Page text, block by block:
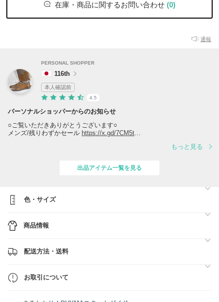
在庫・商品に関するお問い合わせ (0)
通報
PERSONAL SHOPPER
116th
本人確認前
4.5
パーソナルショッパーからのお知らせ
○ご覧いただきありがとうございます○
メンズ/残りわずかセール https://x.gd/7CM5t
○安心！日本国内からの発送○
送料・関税込みの価格です。
安心・スムーズなお取引を心がけております。
ご質問やご不明な点がございましたら、お気軽にお問い合わせくださ
もっと見る
出品アイテム一覧を見る
色・サイズ
商品情報
配送方法・送料
お取引について